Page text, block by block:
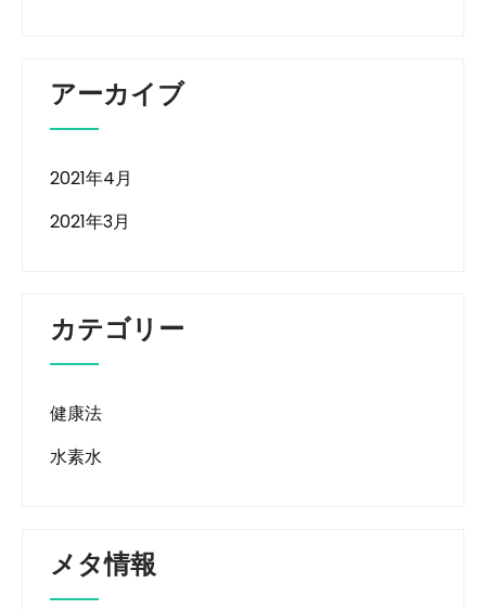
アーカイブ
2021年4月
2021年3月
カテゴリー
健康法
水素水
メタ情報